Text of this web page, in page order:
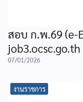
สอบ ก.พ.69 (e-
job3.ocsc.go.th
07/01/2026
งานราชการ